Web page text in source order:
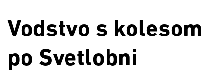
Vodstvo s kolesom
po Svetlobni